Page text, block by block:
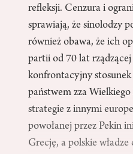
refleksji. Cenzura i
sprawiają, że sinolodzy
również obawa, że ich
partii od 70 lat
konfrontacyjny
państwem zza
strategie z innymi
powołanej przez Pekin
Grecję, a polskie